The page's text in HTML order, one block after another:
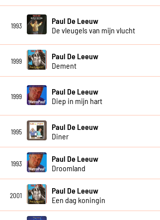
1993
Paul De Leeuw
De vleugels van mijn vlucht
1999
Paul De Leeuw
Dement
1999
Paul De Leeuw
Diep in mijn hart
1995
Paul De Leeuw
Diner
1993
Paul De Leeuw
Droomland
2001
Paul De Leeuw
Een dag koningin